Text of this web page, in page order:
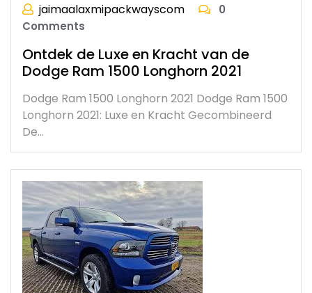
jaimaalaxmipackwayscom
0
Comments
Ontdek de Luxe en Kracht van de
Dodge Ram 1500 Longhorn 2021
Dodge Ram 1500 Longhorn 2021 Dodge Ram 1500
Longhorn 2021: Luxe en Kracht Gecombineerd
De…